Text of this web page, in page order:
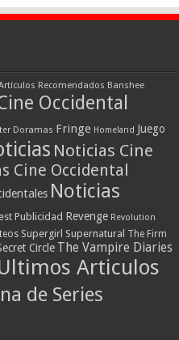
Recomendados Banshee
Occidental
Doramas Fringe Homeland Juego
Noticias Cine
Cine Occidental
Noticias
Publicidad Revenge Revolution
Supergirl Supernatural The Firm
Circle The Vampire Diaries
Articulos
de Series